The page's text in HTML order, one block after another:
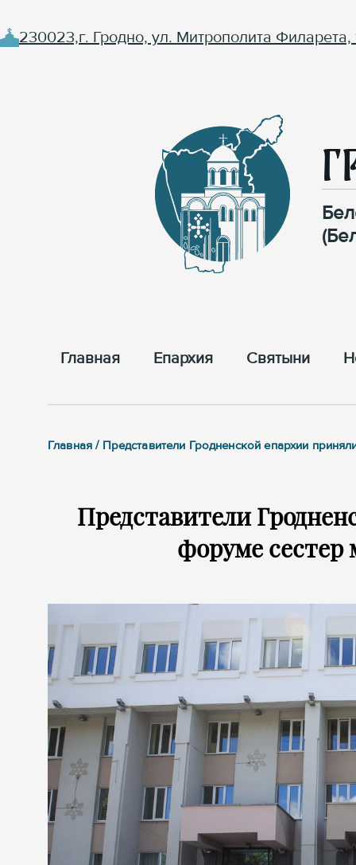
230023,г. Гродно, ул. Митрополита Филарета,
Главная Епархия Cвятыни
Главная / Представители Гродненской епархии
Представители
форуме сестер